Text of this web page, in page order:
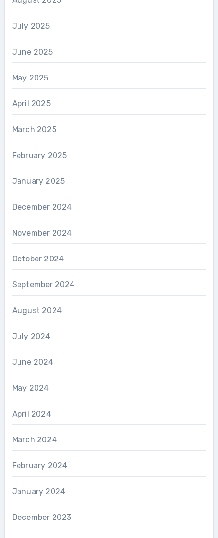
July 2025
June 2025
May 2025
April 2025
March 2025
February 2025
January 2025
December 2024
November 2024
October 2024
September 2024
August 2024
July 2024
June 2024
May 2024
April 2024
March 2024
February 2024
January 2024
December 2023